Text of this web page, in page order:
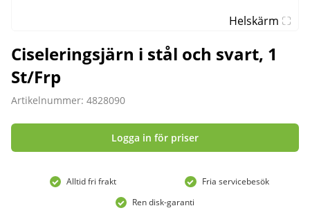
Helskärm
Ciseleringsjärn i stål och svart, 1
St/Frp
Artikelnummer: 4828090
Logga in för priser
Alltid fri frakt
Fria servicebesök
Ren disk-garanti